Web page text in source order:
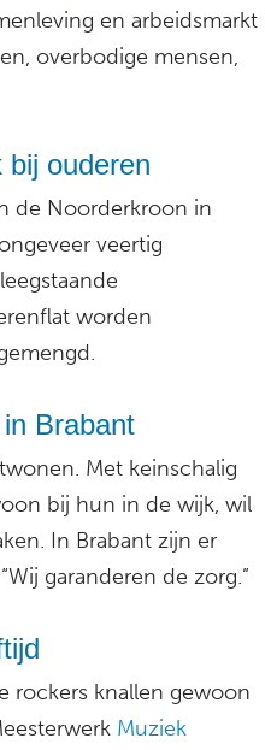
en arbeidsmarkt
overbodige mensen,
bij ouderen
de Noorderkroon in
veertig
worden
Brabant
Met keinschalig
bij hun in de wijk, wil
In Brabant zijn er
garanderen de zorg.”
rockers knallen gewoon
Muziek